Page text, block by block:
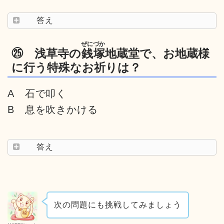
答え
㉕ 浅草寺の銭塚
ぜにづか
地蔵堂で、お地蔵様
に行う特殊なお祈りは？
A 石で叩く
B 息を吹きかける
答え
次の問題にも挑戦してみましょう